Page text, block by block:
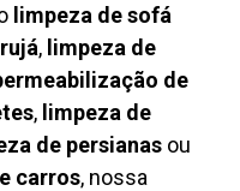
limpeza de sofá
, limpeza de
de
, limpeza de
de persianas ou
carros, nossa